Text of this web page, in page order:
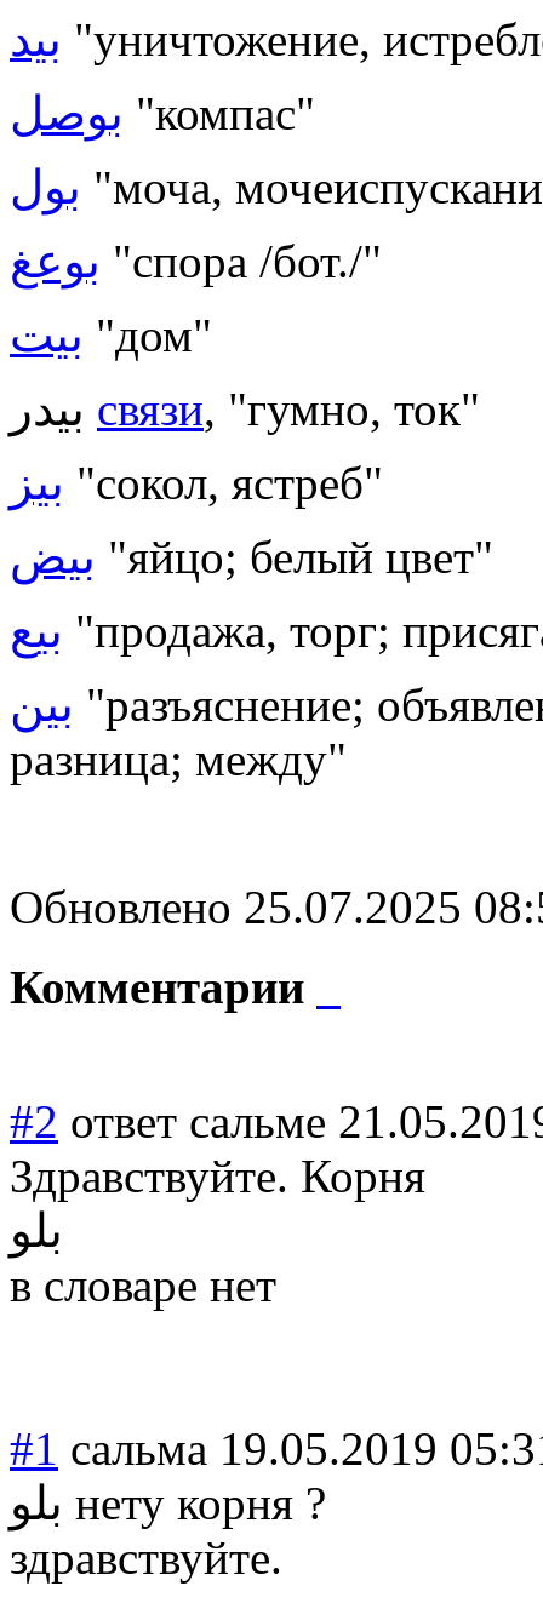
بيد "уничтожение,
بوصل "компас"
بول "моча,
بوعغ "спора /бот./"
بيت "дом"
связи, "гумно, ток"
بيز "сокол, ястреб"
بيض "яйцо; белый цвет"
بيع "продажа, торг;
بين "разъяснение;
разница; между"
Обновлено 25.07.2025
Комментарии
#2 ответ сальме
Здравствуйте. Корня
بلو
в словаре нет
#1 сальма 19.05.2019
بلو нету корня ?
здравствуйте.